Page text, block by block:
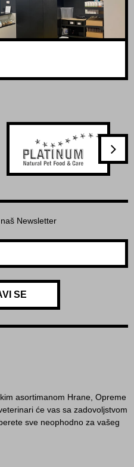
Newsletter
SE
asortimanom Hrane, Opreme
će vas sa zadovoljstvom
sve neophodno za vašeg